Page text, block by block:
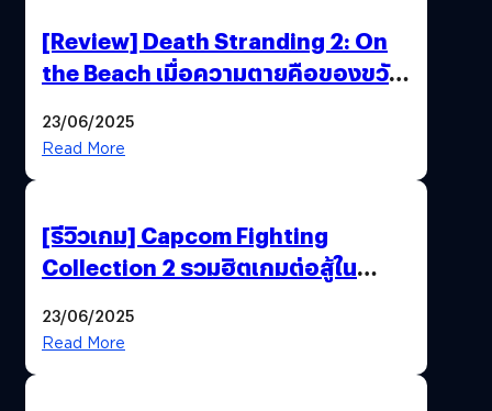
[Review] Death Stranding 2: On
the Beach เมื่อความตายคือของขวัญ
ของมนุษย์
23/06/2025
Read More
[รีวิวเกม] Capcom Fighting
Collection 2 รวมฮิตเกมต่อสู้ใน
23/06/2025
Read More